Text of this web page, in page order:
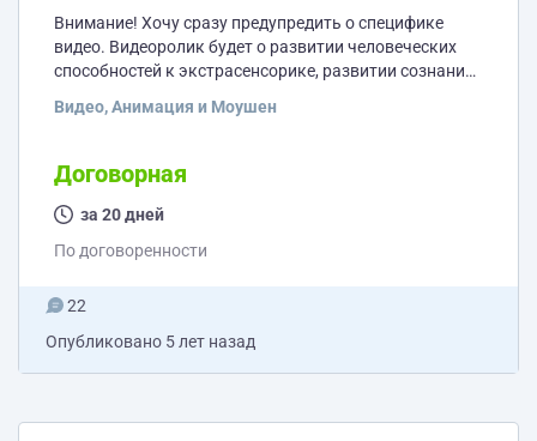
Внимание! Хочу сразу предупредить о специфике
видео. Видеоролик будет о развитии человеческих
способностей к экстрасенсорике, развитии сознания
вашими религиозными или личными убеждениями и
заявку. У нас есть несколько своих коротких роликов
а так же фото, остальное надо взять со стоков, часть
видео с бесплатных стоков я...
Видео, Анимация и Моушен
Договорная
за 20 дней
По договоренности
22
Опубликовано 5 лет назад